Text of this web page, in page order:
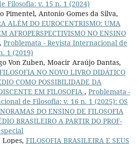
Filosofia: v. 15 n. 1 (2024)
Pimentel, Antonio Gomes da Silva,
ALÉM DO EUROCENTRISMO: UMA
AFROPERSPECTIVISMO NO ENSINO
, Problemata - Revista Internacional de
1 (2019)
Von Zuben, Moacir Araújo Dantas,
NO NOVO LIVRO DIDÁTICO
COMO POSSIBILIDADE DA
EM FILOSOFIA , Problemata -
de Filosofia: v. 16 n. 1 (2025): OS
DO ENSINO DE FILOSOFIA
BRASILEIRO A PARTIR DO PROF-
FILOSOFIA BRASILEIRA E SEUS